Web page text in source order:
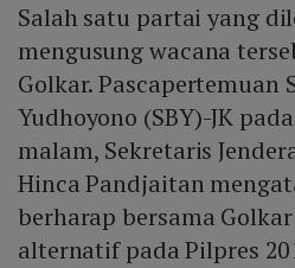
Salah satu partai yang
mengusung wacana
Golkar. Pascapertemuan
Yudhoyono (SBY)-JK
malam, Sekretaris
Hinca Pandjaitan
berharap bersama
alternatif pada Pilpres